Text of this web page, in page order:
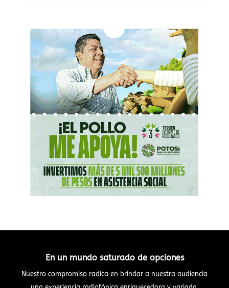
En un mundo saturado de opciones
Nuestro compromiso radica en brindar a nuestra audiencia